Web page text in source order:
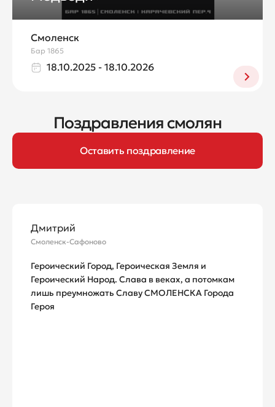
Смоленск
Бар 1865
18.10.2025 - 18.10.2026
Поздравления смолян
Оставить поздравление
Дмитрий
Смоленск-Сафоново
Героический Город, Героическая Земля и
Героический Народ. Слава в веках, а потомкам
лишь преумножать Славу СМОЛЕНСКА Города
Героя